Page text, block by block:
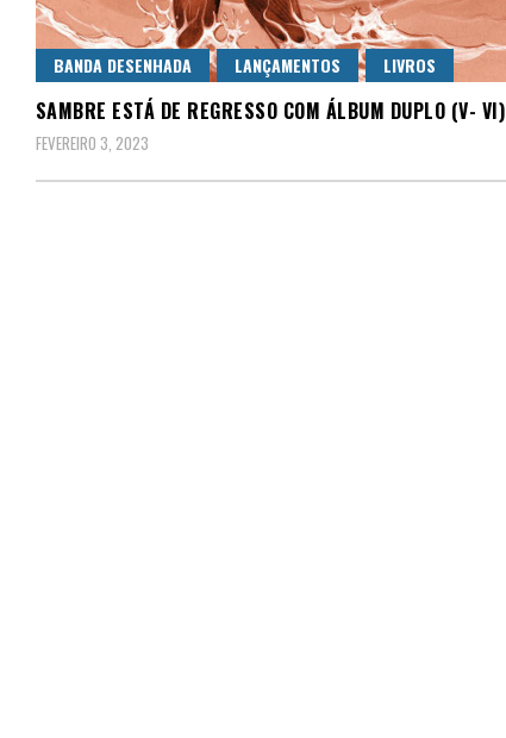
BANDA DESENHADA LANÇAMENTOS LIVROS
SAMBRE ESTÁ DE REGRESSO COM ÁLBUM DUPLO (V- VI)
FEVEREIRO 3, 2023